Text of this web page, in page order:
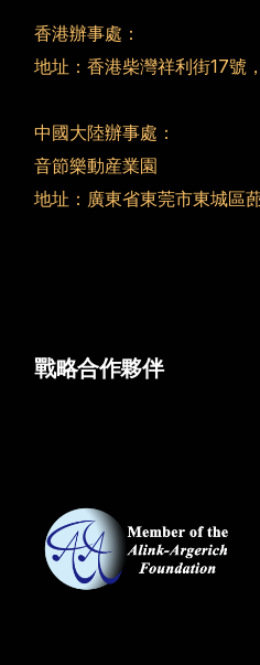
香港辦事處：
地址：香港柴灣祥利街17號
中國大陸辦事處：
音節樂動産業園
地址：廣東省東莞市東城區
戰略合作夥伴